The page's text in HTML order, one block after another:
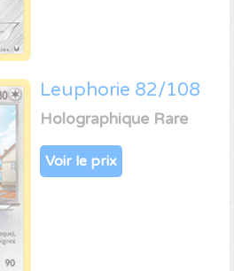
Leuphorie 82/108
Holographique Rare
Voir le prix